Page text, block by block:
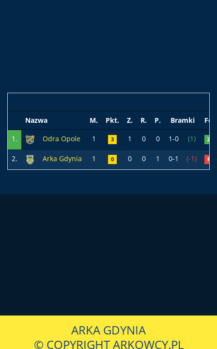
Nazwa M. Pkt. Z. R. P. Bramki
1.
Odra Opole 1 3 1 0 0 1-0 (1) Z
2. Arka Gdynia 1 0 0 0 1 0-1 (-1) P
ARKA GDYNIA
© COPYRIGHT ARKOWCY.PL